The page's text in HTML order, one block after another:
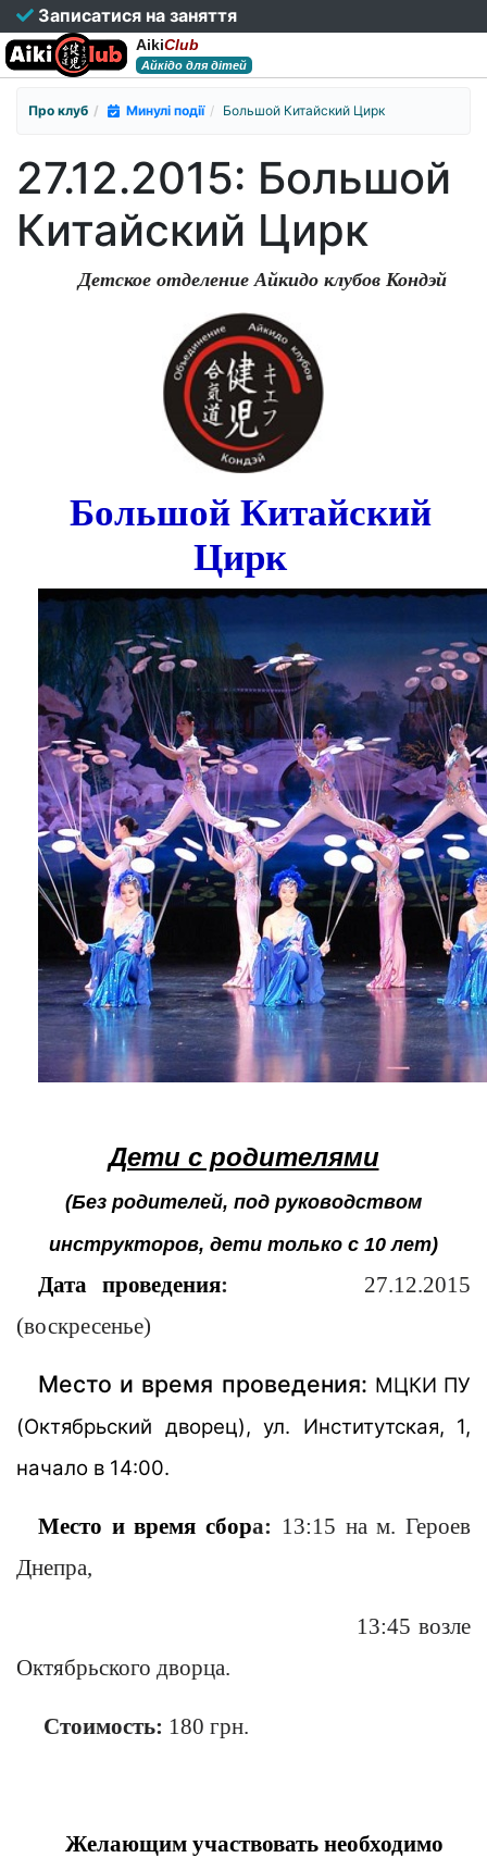
Записатися на заняття
AikiClub
Айкідо для дітей
Про клуб Минулі події Большой Китайский Цирк
27.12.2015: Большой
Китайский Цирк
Детское отделение Айкидо клубов Кондэй
Большой Китайский
Цирк
Дети с родителями
(Без родителей, под руководством
инструкторов, дети только с 10 лет)
Дата проведения:
27.12.2015
(воскресенье)
Место и время проведения: МЦКИ ПУ
(Октябрьский дворец), ул. Институтская, 1,
начало в 14:00.
Место и время сбора: 13:15 на м. Героев
Днепра,
13:45 возле
Октябрьского дворца.
Стоимость: 180 грн.
Желающим участвовать необходимо